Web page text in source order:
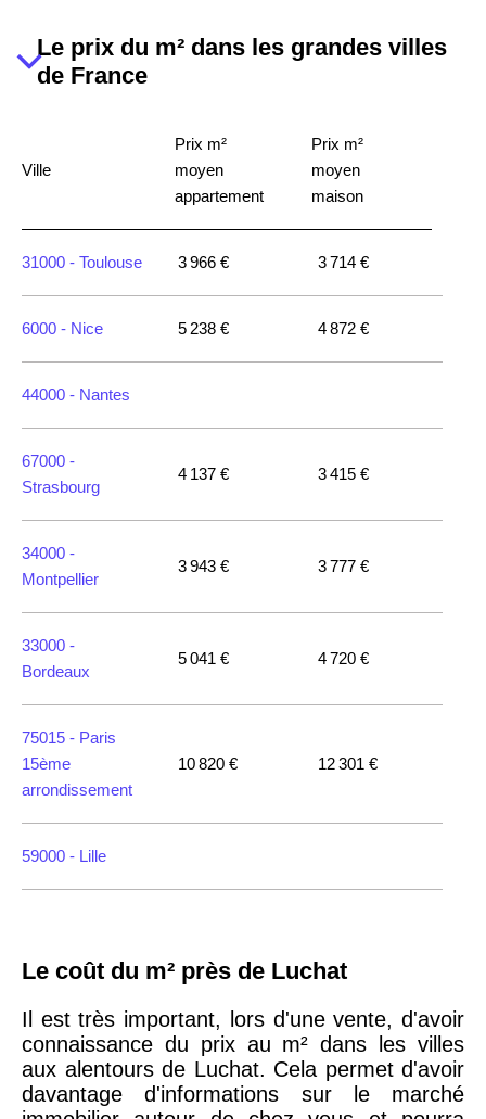
Le prix du m² dans les grandes villes
de France
Ville
Prix m²
moyen
appartement
Prix m²
moyen
maison
31000 - Toulouse 3 966 € 3 714 €
6000 - Nice 5 238 € 4 872 €
44000 - Nantes
67000 -
Strasbourg
4 137 € 3 415 €
34000 -
Montpellier
3 943 € 3 777 €
33000 -
Bordeaux
5 041 € 4 720 €
75015 - Paris
15ème
arrondissement
10 820 € 12 301 €
59000 - Lille
18ème
arrondissement
10 114 € 11 322 €
75020 -Paris
Le coût du m² près de Luchat
Il est très important, lors d'une vente, d'avoir
connaissance du prix au m² dans les villes
aux alentours de Luchat. Cela permet d'avoir
davantage d'informations sur le marché